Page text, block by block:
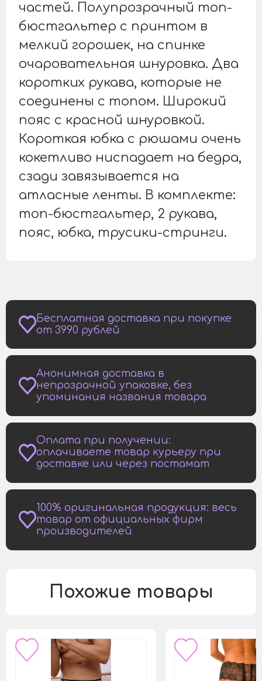
частей. Полупрозрачный топ-
бюстгальтер с принтом в
мелкий горошек, на спинке
очаровательная шнуровка. Два
коротких рукава, которые не
соединены с топом. Широкий
пояс с красной шнуровкой.
Короткая юбка с рюшами очень
кокетливо ниспадает на бедра,
сзади завязывается на
атласные ленты. В комплекте:
топ-бюстгальтер, 2 рукава,
пояс, юбка, трусики-стринги.
Бесплатная доставка при покупке
от 3990 рублей
Анонимная доставка в
непрозрачной упаковке, без
упоминания названия товара
Оплата при получении:
оплачиваете товар курьеру при
доставке или через постамат
100% оригинальная продукция: весь
товар от официальных фирм
производителей
Похожие товары